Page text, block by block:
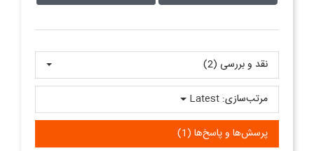
نقد و بررسی‌‌ (2)
پرسش‌ها و پاسخ‌ها (1)
مرتب‌سازی: Latest